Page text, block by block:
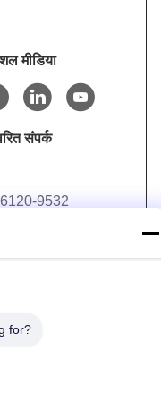
मीडिया
संपर्क
9532
इंटेलिजेंट मैन्युफैक्चरिंग
for?